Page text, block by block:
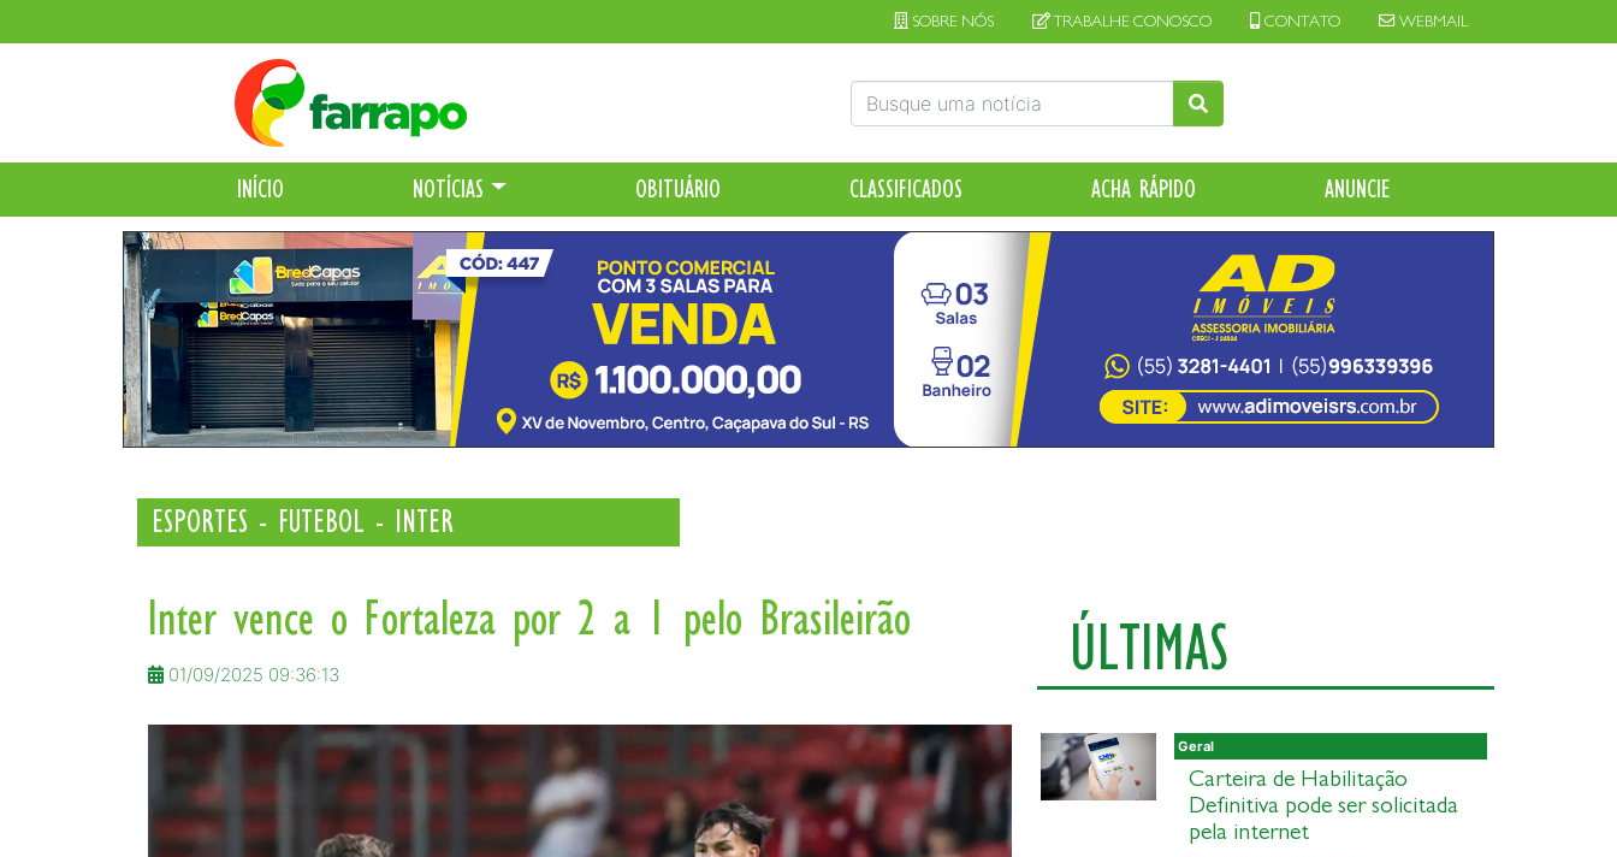
SOBRE NÓS TRABALHE CONOSCO CONTATO WEBMAIL
INÍCIO NOTÍCIAS OBITUÁRIO CLASSIFICADOS ACHA RÁPIDO ANUNCIE
ESPORTES - FUTEBOL - INTER
Inter vence o Fortaleza por 2 a 1 pelo Brasileirão
01/09/2025 09:36:13 ÚLTIMAS
Geral
Carteira de Habilitação
Definitiva pode ser solicitada
pela internet